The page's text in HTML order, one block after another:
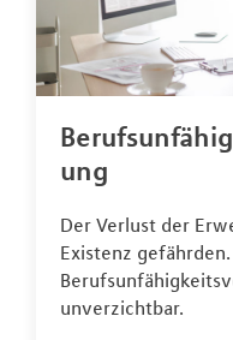
ung
Der Verlust der
Existenz
unverzichtbar.